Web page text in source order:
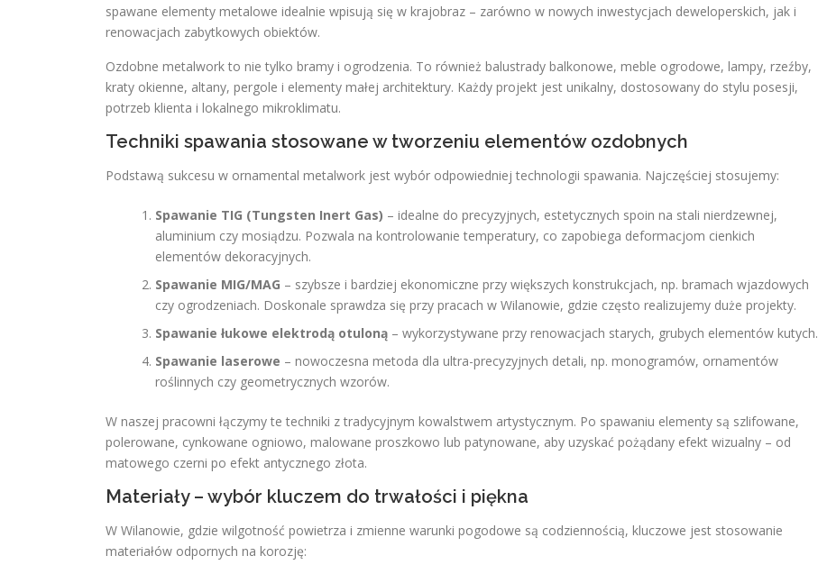
spawane elementy metalowe idealnie wpisują się w krajobraz – zarówno w nowych inwestycjach deweloperskich, jak i
renowacjach zabytkowych obiektów.
Ozdobne metalwork to nie tylko bramy i ogrodzenia. To również balustrady balkonowe, meble ogrodowe, lampy, rzeźby,
kraty okienne, altany, pergole i elementy małej architektury. Każdy projekt jest unikalny, dostosowany do stylu posesji,
potrzeb klienta i lokalnego mikroklimatu.
Techniki spawania stosowane w tworzeniu elementów ozdobnych
Podstawą sukcesu w ornamental metalwork jest wybór odpowiedniej technologii spawania. Najczęściej stosujemy:
Spawanie TIG (Tungsten Inert Gas) – idealne do precyzyjnych, estetycznych spoin na stali nierdzewnej,
aluminium czy mosiądzu. Pozwala na kontrolowanie temperatury, co zapobiega deformacjom cienkich
elementów dekoracyjnych.
Spawanie MIG/MAG – szybsze i bardziej ekonomiczne przy większych konstrukcjach, np. bramach wjazdowych
czy ogrodzeniach. Doskonale sprawdza się przy pracach w Wilanowie, gdzie często realizujemy duże projekty.
Spawanie łukowe elektrodą otuloną – wykorzystywane przy renowacjach starych, grubych elementów kutych.
Spawanie laserowe – nowoczesna metoda dla ultra-precyzyjnych detali, np. monogramów, ornamentów
roślinnych czy geometrycznych wzorów.
W naszej pracowni łączymy te techniki z tradycyjnym kowalstwem artystycznym. Po spawaniu elementy są szlifowane,
polerowane, cynkowane ogniowo, malowane proszkowo lub patynowane, aby uzyskać pożądany efekt wizualny – od
matowego czerni po efekt antycznego złota.
Materiały – wybór kluczem do trwałości i piękna
W Wilanowie, gdzie wilgotność powietrza i zmienne warunki pogodowe są codziennością, kluczowe jest stosowanie
materiałów odpornych na korozję: